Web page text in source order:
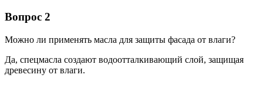
Вопрос 2
Можно ли применять масла для защиты фасада от влаги?
Да, спецмасла создают водоотталкивающий слой, защищая
древесину от влаги.